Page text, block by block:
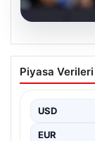
Piyasa Verileri
USD
EUR